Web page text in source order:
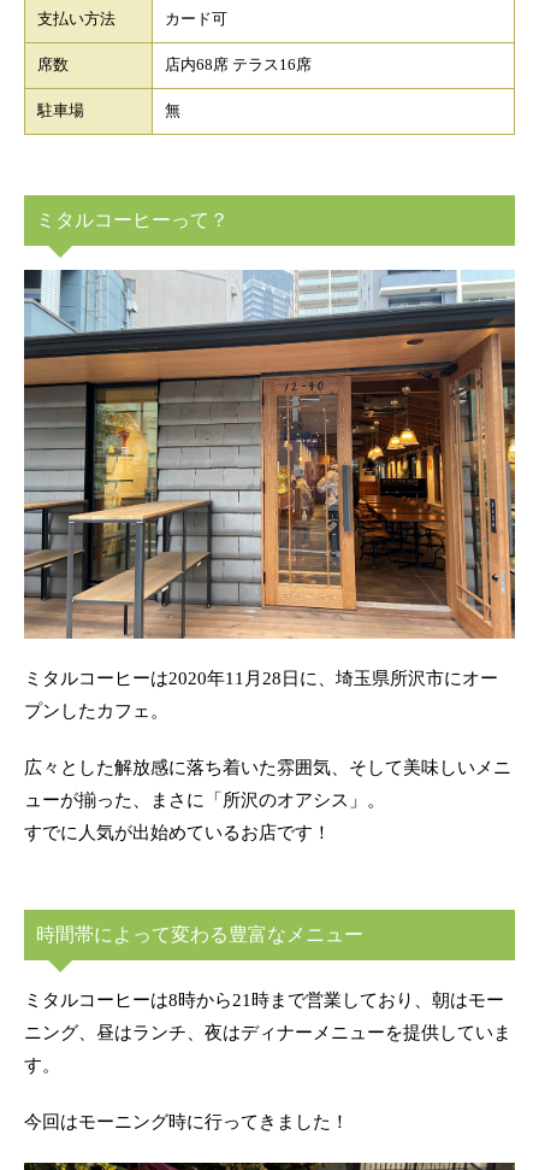
支払い方法 カード可
席数 店内68席 テラス16席
駐車場 無
ミタルコーヒーって？
ミタルコーヒーは2020年11月28日に、埼玉県所沢市にオー
プンしたカフェ。
広々とした解放感に落ち着いた雰囲気、そして美味しいメニ
ューが揃った、まさに「所沢のオアシス」。
すでに人気が出始めているお店です！
時間帯によって変わる豊富なメニュー
ミタルコーヒーは8時から21時まで営業しており、朝はモー
ニング、昼はランチ、夜はディナーメニューを提供していま
す。
今回はモーニング時に行ってきました！